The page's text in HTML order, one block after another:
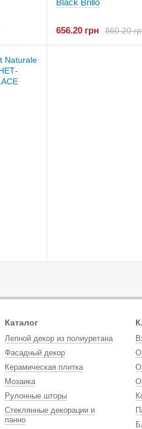
Black Brillo
860.20
656.20 грн
Каталог
Лепной декор из полиуретана
Фасадный декор
Керамическая плитка
Мозаика
Рулонные шторы
Стеклянные декорации и
панно
О